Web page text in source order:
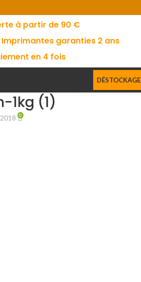
à partir de 90 €
garanties 2 ans
en 4 fois
DÉSTOCKAGE
(1)
0